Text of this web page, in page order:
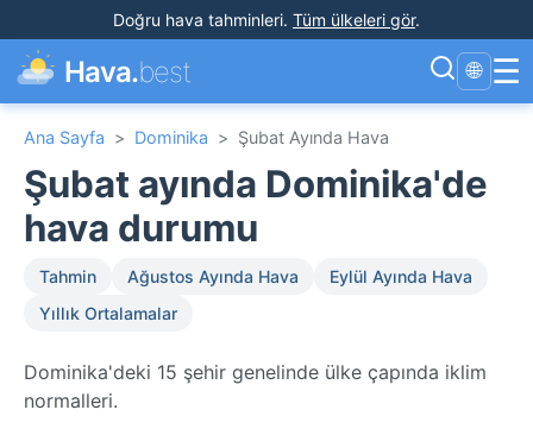
Doğru hava tahminleri. Tüm ülkeleri gör.
Hava.best 🌐 ☰
Ana Sayfa > Dominika > Şubat Ayında Hava
Şubat ayında Dominika'de
hava durumu
Tahmin Ağustos Ayında Hava
Eylül Ayında Hava
Yıllık Ortalamalar
Dominika'deki 15 şehir genelinde ülke çapında iklim
normalleri.